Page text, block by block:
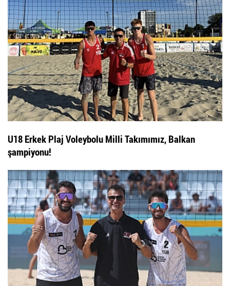
U18 Erkek Plaj Voleybolu Milli Takımımız, Balkan
şampiyonu!